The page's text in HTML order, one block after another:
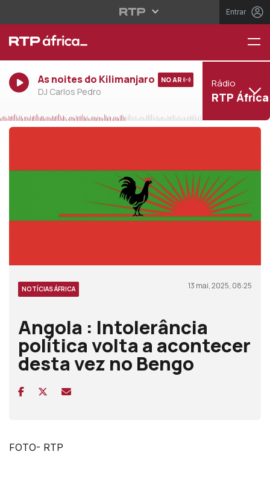
Entrar
As noites do Kilimanjaro
DJ Carlos Pedro
NO AR Rádio
RTP África
NOTÍCIAS ÁFRICA 13 mai, 2025, 08:25
Angola : Intolerância
política volta a acontecer
desta vez no Bengo
FOTO- RTP